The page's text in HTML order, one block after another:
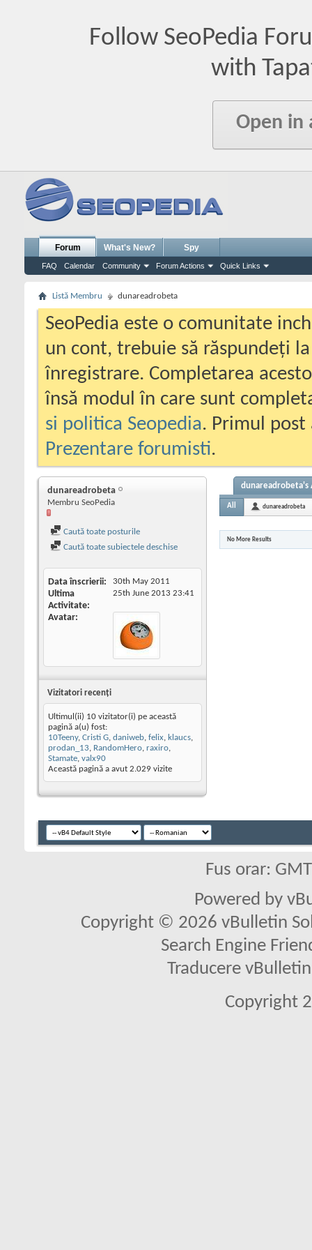
Follow SeoPedia
with
Open in
Forum
FAQ Calendar Community Forum Actions Quick Links
What's New? Spy
Listă Membru dunareadrobeta
SeoPedia este o comunitate
un cont, trebuie să răspundeți
înregistrare. Completarea
însă modul în care sunt
si politica Seopedia. Primul
Prezentare forumisti.
dunareadrobeta
Membru SeoPedia
Caută toate posturile
Caută toate subiectele deschise
Data înscrierii 30th May 2011
Ultima
Activitate
25th June 2013 23:41
Avatar
Vizitatori recenţi
Ultimul(ii) 10 vizitator(i) pe această
pagină a(u) fost:
10Teeny, Cristi G, daniweb, felix, klaucs,
prodan_13, RandomHero, raxiro,
Stamate, valx90
Această pagină a avut 2.029 vizite
dunareadrobeta's
All dunareadrobeta
No More Results
Fus orar:
Powered by
Copyright © 2026 vBulletin
Search Engine
Traducere
Copyright